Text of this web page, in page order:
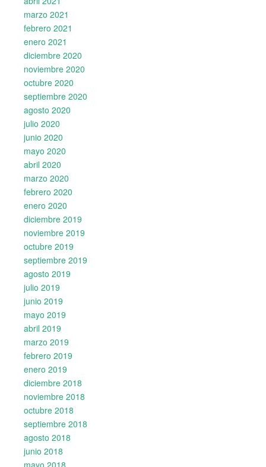
marzo 2021
febrero 2021
enero 2021
diciembre 2020
noviembre 2020
octubre 2020
septiembre 2020
agosto 2020
julio 2020
junio 2020
mayo 2020
abril 2020
marzo 2020
febrero 2020
enero 2020
diciembre 2019
noviembre 2019
octubre 2019
septiembre 2019
agosto 2019
julio 2019
junio 2019
mayo 2019
abril 2019
marzo 2019
febrero 2019
enero 2019
diciembre 2018
noviembre 2018
octubre 2018
septiembre 2018
agosto 2018
junio 2018
mayo 2018